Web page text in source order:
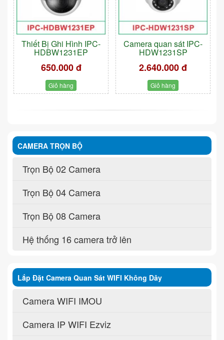
Thiết Bị Ghi Hình IPC-
HDBW1231EP
650.000 đ
Giỏ hàng
Camera quan sát IPC-
HDW1231SP
2.640.000 đ
Giỏ hàng
CAMERA TRỌN BỘ
Trọn Bộ 02 Camera
Trọn Bộ 04 Camera
Trọn Bộ 08 Camera
Hệ thống 16 camera trở lên
Lắp Đặt Camera Quan Sát WIFI Không Dây
Camera WIFI IMOU
Camera IP WIFI Ezviz